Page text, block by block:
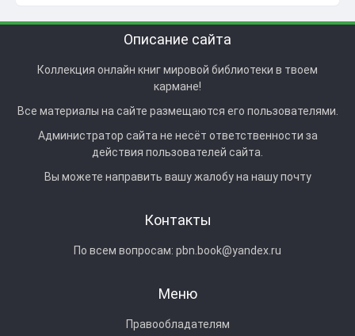
Описание сайта
Коллекция онлайн книг мировой библиотеки в твоем
кармане!
Все материалы на сайте размещаются его пользователями.
Администратор сайта не несёт ответственности за
действия пользователей сайта.
Вы можете направить вашу жалобу на нашу почту
Контакты
По всем вопросам: pbn.book@yandex.ru
Меню
Правообладателям